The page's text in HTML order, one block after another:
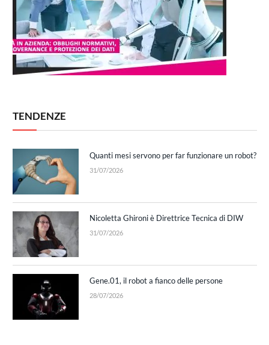
TENDENZE
Quanti mesi servono per far funzionare un robot?
31/07/2026
Nicoletta Ghironi è Direttrice Tecnica di DIW
31/07/2026
Gene.01, il robot a fianco delle persone
28/07/2026